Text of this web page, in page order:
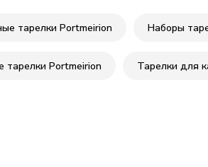
тарелки Portmeirion Наборы
тарелки Portmeirion Тарелки для